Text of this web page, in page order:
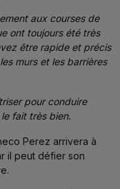
aux courses de
ont toujours été très
être rapide et précis
murs et les barrières
pour conduire
fait très bien.
Perez arrivera à
il peut défier son